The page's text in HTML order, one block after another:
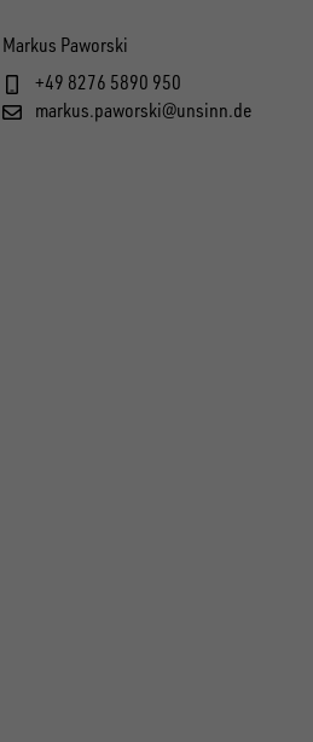
Markus Paworski
+49 8276 5890 950
markus.paworski@unsinn.de